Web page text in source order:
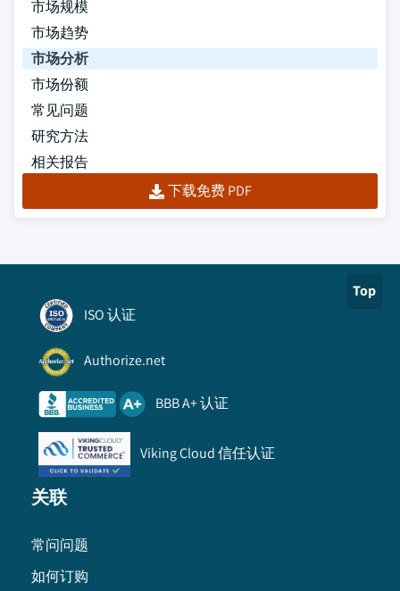
市场规模
市场趋势
市场分析
市场份额
常见问题
研究方法
相关报告
下载免费 PDF
Top
ISO 认证
Authorize.net
BBB A+ 认证
Viking Cloud 信任认证
关联
常问问题
如何订购